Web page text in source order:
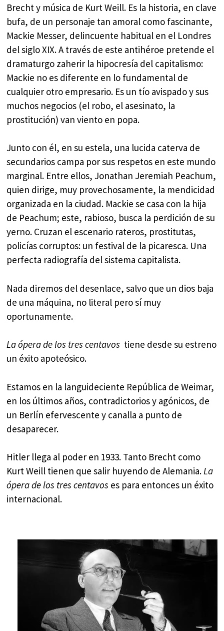
Brecht y música de Kurt Weill. Es la historia, en clave
bufa, de un personaje tan amoral como fascinante,
Mackie Messer, delincuente habitual en el Londres
del siglo XIX. A través de este antihéroe pretende el
dramaturgo zaherir la hipocresía del capitalismo:
Mackie no es diferente en lo fundamental de
cualquier otro empresario. Es un tío avispado y sus
muchos negocios (el robo, el asesinato, la
prostitución) van viento en popa.
Junto con él, en su estela, una lucida caterva de
secundarios campa por sus respetos en este mundo
marginal. Entre ellos, Jonathan Jeremiah Peachum,
quien dirige, muy provechosamente, la mendicidad
organizada en la ciudad. Mackie se casa con la hija
de Peachum; este, rabioso, busca la perdición de su
yerno. Cruzan el escenario rateros, prostitutas,
policías corruptos: un festival de la picaresca. Una
perfecta radiografía del sistema capitalista.
Nada diremos del desenlace, salvo que un dios baja
de una máquina, no literal pero sí muy
oportunamente.
La ópera de los tres centavos tiene desde su estreno
un éxito apoteósico.
Estamos en la languideciente República de Weimar,
en los últimos años, contradictorios y agónicos, de
un Berlín efervescente y canalla a punto de
desaparecer.
Hitler llega al poder en 1933. Tanto Brecht como
Kurt Weill tienen que salir huyendo de Alemania.La
ópera de los tres centavos es para entonces un éxito
internacional.